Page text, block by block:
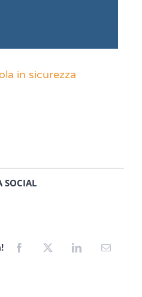
in sicurezza
SOCIAL